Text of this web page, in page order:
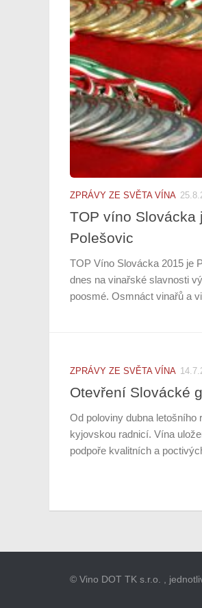
ZPRÁVY ZE SVĚTA VÍNA
TOP víno Slovácka
Polešovic
TOP Víno Slovácka 2015 je
dnes na vinařské slavnosti
poosmé. Osmnáct vinařů a
ZPRÁVY ZE SVĚTA VÍNA
Otevření Slovácké
Od poloviny dubna letošního
kyjovskou radnicí. Vína
podpoře kvalitních a
© Vino DOT TK s.r.o. ,